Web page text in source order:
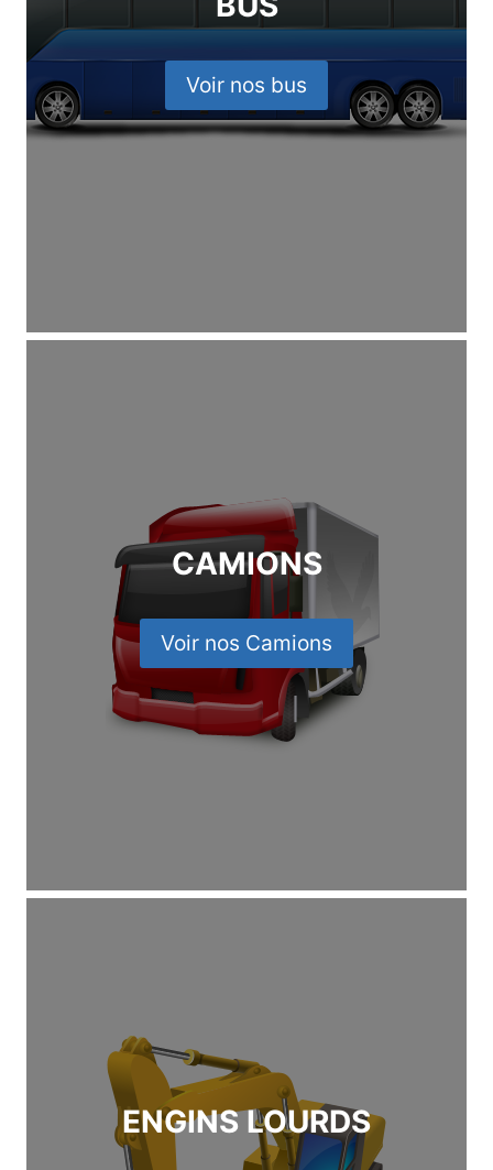
Voir nos bus
CAMIONS
Voir nos Camions
ENGINS LOURDS